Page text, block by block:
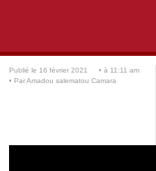
Publié le 16 février 2021 • à 11:11 am
• ParAmadou salematou Camara